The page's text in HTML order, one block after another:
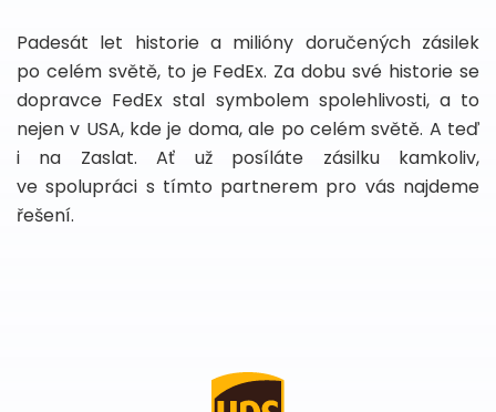
Padesát let historie a milióny doručených zásilek
po celém světě, to je FedEx. Za dobu své historie se
dopravce FedEx stal symbolem spolehlivosti, a to
nejen v USA, kde je doma, ale po celém světě. A teď
i na Zaslat. Ať už posíláte zásilku kamkoliv,
ve spolupráci s tímto partnerem pro vás najdeme
řešení.